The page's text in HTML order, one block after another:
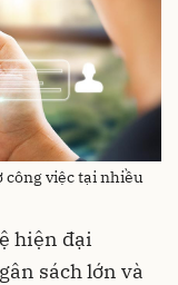
việc tại nhiều
hiện đại
sách lớn và